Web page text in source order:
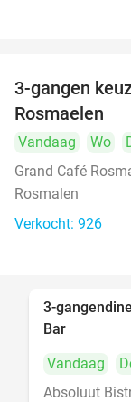
3-gangen
Rosmaelen
Vandaag Wo
Grand Café
Rosmalen
Verkocht: 926
3-
Bar
Vandaag
Absoluut